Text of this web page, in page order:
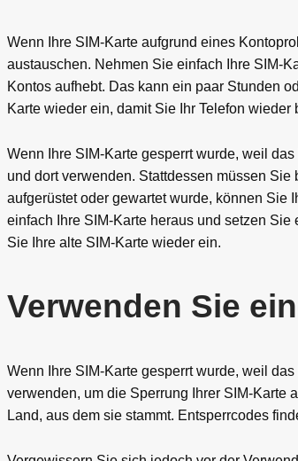
Wenn Ihre SIM-Karte aufgrund eines
austauschen. Nehmen Sie einfach Ihre SIM-
Kontos aufhebt. Das kann ein paar Stunden
Karte wieder ein, damit Sie Ihr Telefon wieder
Wenn Ihre SIM-Karte gesperrt wurde, weil
und dort verwenden. Stattdessen müssen
aufgerüstet oder gewartet wurde, können Sie
einfach Ihre SIM-Karte heraus und setzen
Sie Ihre alte SIM-Karte wieder ein.
Verwenden Sie
Wenn Ihre SIM-Karte gesperrt wurde, weil
verwenden, um die Sperrung Ihrer SIM-Karte
Land, aus dem sie stammt. Entsperrcodes